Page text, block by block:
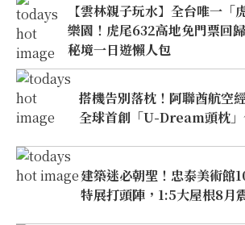
【雲林親子玩水】全台唯一「
樂園！虎尾632高地免門票回
秘境一日遊懶人包
搭機告別落枕！阿聯酋航空
全球首創「U-Dream頭枕
建築迷必朝聖！忠泰美術館
特展打頭陣，1:5大屋根8月